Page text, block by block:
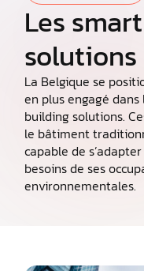
Les
La Belgique se
en plus engagé
building solutions.
le bâtiment
capable de
besoins de ses
environnementales.